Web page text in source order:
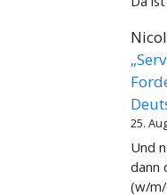
25.
Und
dann
(w/m/